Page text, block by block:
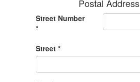
Postal Address
Street Number
*
Street *